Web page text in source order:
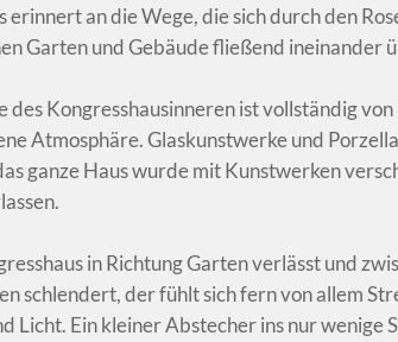
erinnert an die Wege, die sich durch den
Garten und Gebäude fließend ineinander
des Kongresshausinneren ist vollständig
Atmosphäre. Glaskunstwerke und
ganze Haus wurde mit Kunstwerken
in Richtung Garten verlässt und
schlendert, der fühlt sich fern von allem
Licht. Ein kleiner Abstecher ins nur